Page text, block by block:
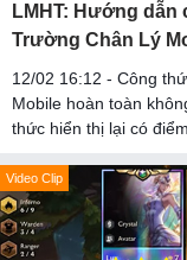
LMHT: Hướng
Trường Chân Lý
12/02 16:12 - Công
Mobile hoàn toàn
thức hiển thị lại có
Video Clip